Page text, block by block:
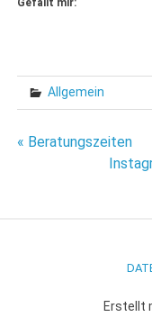
Gefällt mir:
Allgemein
« Beratungszeiten
Erstellt